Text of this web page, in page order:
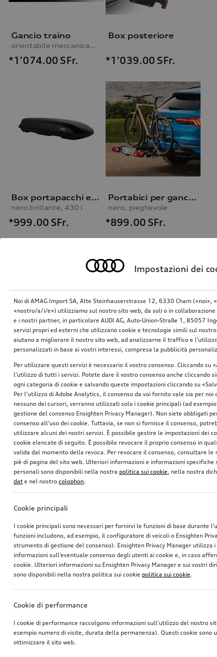
Gancio traino
orientabile meccanicamente, incl. kit elettrico, per vetture con predisposizione per gancio traino
*1’074.00 SFr.
Box posteriore
*1’039.00 SFr.
Box portapacchi e portasci
nero brillante, 430 l
*999.00 SFr.
Portabici per gancio traino
nero, pieghevole
*899.00 SFr.
taglia M
*869.00SFr.
taglia S
*829.00SFr.
*769.00SFr.
Cerchio, a 5 razze a rotore Aero
nero, tornito a specchio, 8,5Jx21, anteriore
*760.00 SFr.
Impostazioni dei
Noi di AMAG Import SA, Alte Steinhauserstrasse 12, 6330 Cham («noi»,
«nostro/a/i/e») utilizziamo sul nostro sito web, da soli o in
e i nostri partner, in particolare AUDI AG, Auto-Union-Straße 1, 85057
servizi propri ed esterni che utilizzano cookie e tecnologie simili sul
aiutano a migliorare il nostro sito web, ad analizzarne il traffico e
personalizzati in base ai vostri interessi, compresa la pubblicità
Per utilizzare questi servizi è necessario il vostro consenso. Cliccando
l’utilizzo di tutti i servizi. Potete dare il vostro consenso anche cliccando
ogni categoria di cookie e salvando queste impostazioni cliccando su
Per l’utilizzo di Adobe Analytics, il consenso da voi fornito vale sia per noi
nessuno dei cursori, verranno utilizzati solo i cookie principali (ad
gestione del consenso Ensighten Privacy Manager). Non siete obbligati
consenso all’uso dei cookie. Tuttavia, se non si fornisce il consenso,
utilizzare alcuni dei nostri servizi. È possibile gestire le impostazioni dei
cookie elencate di seguito. È possibile revocare il proprio consenso in
valida dal momento della revoca. Per revocare il consenso, consultare le
piè di pagina del sito web. Ulteriori informazioni e informazioni specifiche
personali sono disponibili nella nostra politica sui cookie, nella nostra
dat e nel nostro colophon.
Cookie principali
I cookie principali sono necessari per fornirvi le funzioni di base durante
funzioni includono, ad esempio, il configuratore di veicoli o Ensighten
strumento di gestione del consenso). Ensighten Privacy Manager utilizza
informazioni sull’eventuale consenso degli utenti ai cookie e, in caso
cookie. Ulteriori informazioni su Ensighten Privacy Manager e sui vostri
sono disponibili nella nostra politica sui cookie politica sui cookie.
Cookie di performance
I cookie di performance raccolgono informazioni sull’utilizzo del nostro
esempio numero di visite, durata della permanenza). Questi cookie sono
ottimizzare il sito web.